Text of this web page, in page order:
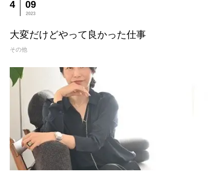
4 09
2023
大変だけどやって良かった仕事
その他